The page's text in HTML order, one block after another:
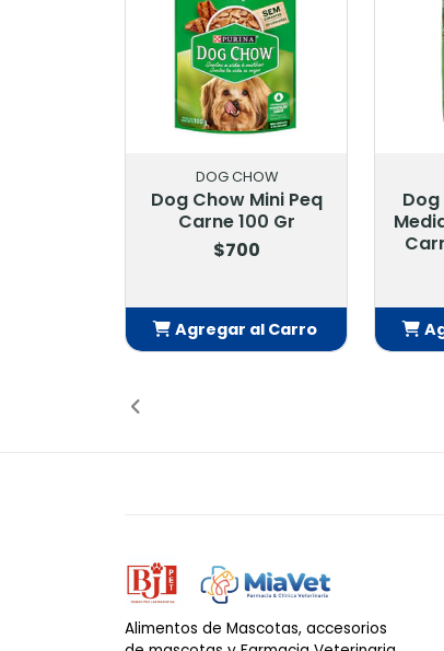
DOG CHOW
Dog Chow Mini Peq
Carne 100 Gr
$700
Agregar al Carro
Alimentos de Mascotas, accesorios